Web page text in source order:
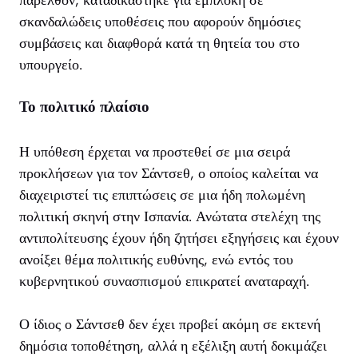
σκανδαλώδεις υποθέσεις που αφορούν δημόσιες
συμβάσεις και διαφθορά κατά τη θητεία του στο
υπουργείο.
Το πολιτικό πλαίσιο
Η υπόθεση έρχεται να προστεθεί σε μια σειρά
προκλήσεων για τον Σάντσεθ, ο οποίος καλείται να
διαχειριστεί τις επιπτώσεις σε μια ήδη πολωμένη
πολιτική σκηνή στην Ισπανία. Ανώτατα στελέχη της
αντιπολίτευσης έχουν ήδη ζητήσει εξηγήσεις και έχουν
ανοίξει θέμα πολιτικής ευθύνης, ενώ εντός του
κυβερνητικού συνασπισμού επικρατεί αναταραχή.
Ο ίδιος ο Σάντσεθ δεν έχει προβεί ακόμη σε εκτενή
δημόσια τοποθέτηση, αλλά η εξέλιξη αυτή δοκιμάζει